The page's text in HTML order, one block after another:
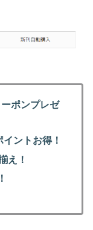
ポンプレゼ
ントお得！
え！